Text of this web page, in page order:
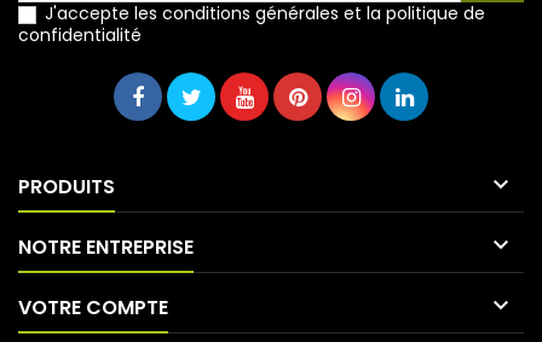
J'accepte les conditions générales et la politique de
confidentialité
PRODUITS 
NOTRE ENTREPRISE 
VOTRE COMPTE 